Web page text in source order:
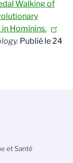
Walking of
Hominins.
Publié le 24
et Santé